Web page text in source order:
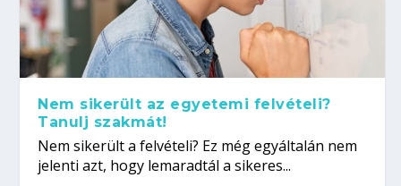
Nem sikerült az egyetemi felvételi?
Tanulj szakmát!
Nem sikerült a felvételi? Ez még egyáltalán nem
jelenti azt, hogy lemaradtál a sikeres...